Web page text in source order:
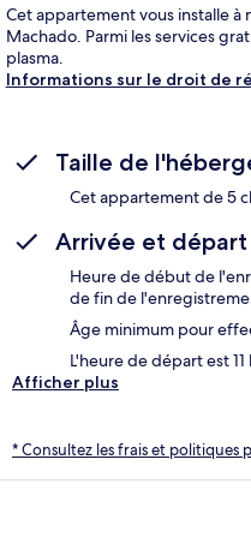
Cet appartement vous installe à
Machado. Parmi les services
plasma.
Informations sur le droit de
Taille de
Cet appartement de 5
Arrivée et départ
Heure de début de
de fin de
Âge minimum pour
L'heure de départ est
Afficher plus
* Consultez les frais et politiques